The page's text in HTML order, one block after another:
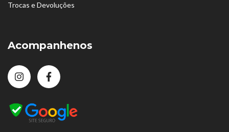
Trocas e Devoluções
Acompanhenos